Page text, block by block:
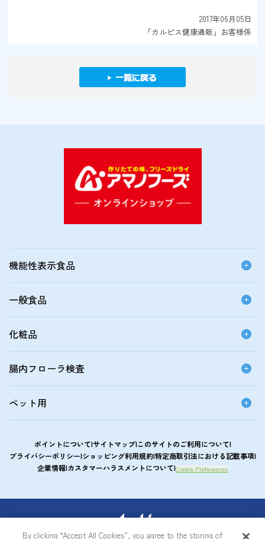
2017年06月05日
「カルピス健康通販」お客様係
機能性表示食品
一般食品
化粧品
腸内フローラ検査
ペット用
ポイントについて サイトマップこのサイトのご利用について
プライバシーポリシー ショッピング利用規約特定商取引法における記載事項
企業情報 カスタマーハラスメントについて Cookie Preferences
アサヒカルピスウエルネスショップ
By clicking “Accept All Cookies”, you agree to the storing of